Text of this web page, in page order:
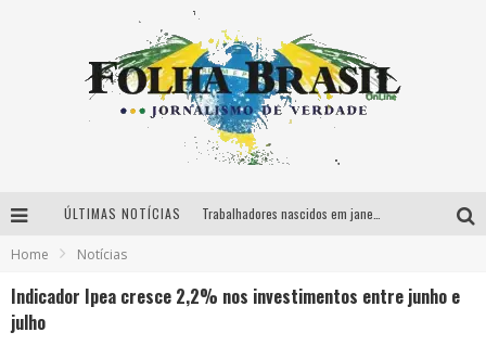
ÚLTIMAS NOTÍCIAS
Sistema Cantareira entra na faixa de alerta
Home Notícias
Indicador Ipea cresce 2,2% nos investimentos entre junho e
julho